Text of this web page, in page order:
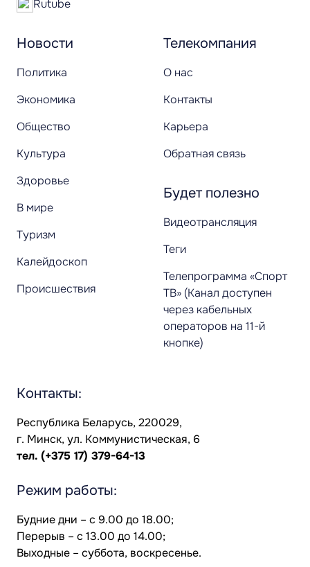
Новости
Политика
Экономика
Общество
Культура
Здоровье
В мире
Туризм
Калейдоскоп
Происшествия
Телекомпания
О нас
Контакты
Карьера
Обратная связь
Будет полезно
Видеотрансляция
Теги
Телепрограмма «Спорт
ТВ» (Канал доступен
через кабельных
операторов на 11-й
кнопке)
Rutube
Контакты:
Республика Беларусь, 220029,
г. Минск, ул. Коммунистическая, 6
тел. (+375 17) 379-64-13
Режим работы:
Будние дни – с 9.00 до 18.00;
Перерыв – с 13.00 до 14.00;
Выходные – суббота, воскресенье.